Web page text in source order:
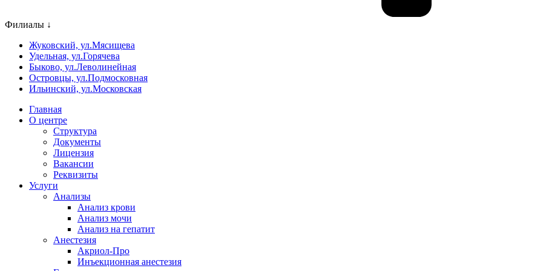
Филиалы ↓
Жуковский, ул.Мясищева
Удельная, ул.Горячева
Быково, ул.Леволинейная
Островцы, ул.Подмосковная
Ильинский, ул.Московская
Главная
О центре
Структура
Документы
Лицензия
Вакансии
Реквизиты
Услуги
Анализы
Анализ крови
Анализ мочи
Анализ на гепатит
Анестезия
Акриол-Про
Инъекционная анестезия